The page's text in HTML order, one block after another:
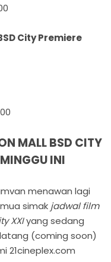
City Premiere
MALL BSD CITY
INI
menawan lagi
simak jadwal film
XXIyang sedang
(coming soon)
21cineplex.com